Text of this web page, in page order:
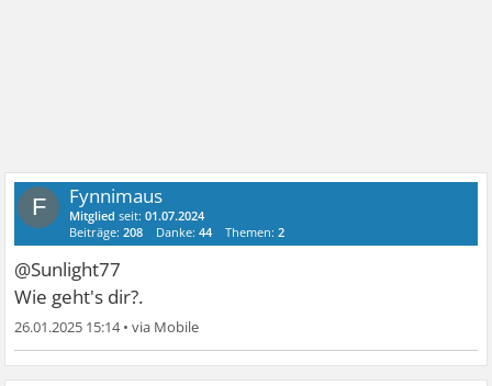
F Fynnimaus
Mitglied seit:01.07.2024
Beiträge:208 Danke:44 Themen:2
@Sunlight77
Wie geht's dir?.
26.01.2025 15:14•